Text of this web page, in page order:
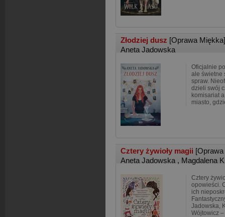
Złodziej dusz [Oprawa Miękka]
Aneta Jadowska
Oficjalnie
ale świetne
spraw.
dzieli swój
komisariat
miasto,
Cztery żywioły magii
Aneta Jadowska , Magdalena
Cztery
opowieści.
ich
Jadowska,
Wójtowicz –